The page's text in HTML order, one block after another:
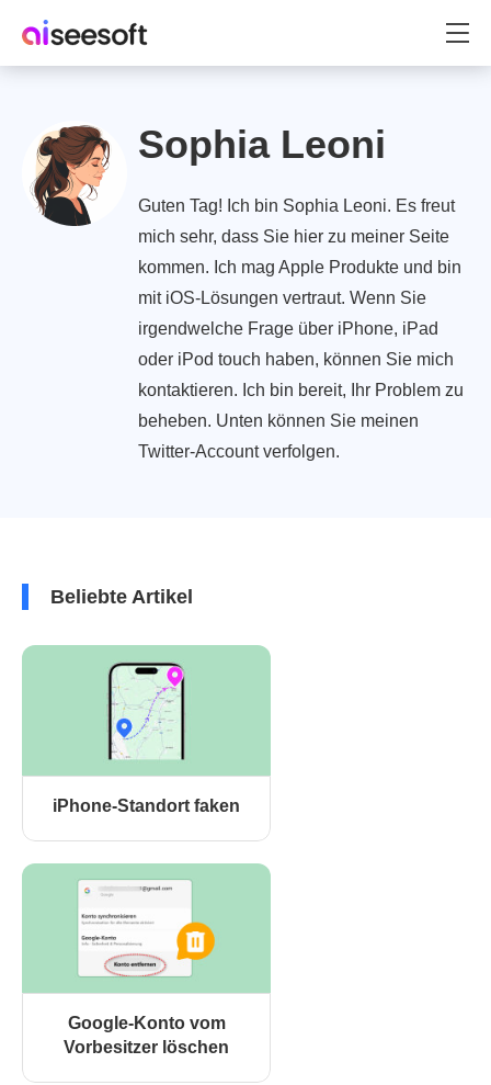
Sophia Leoni
Guten Tag! Ich bin Sophia Leoni. Es freut
mich sehr, dass Sie hier zu meiner Seite
kommen. Ich mag Apple Produkte und bin
mit iOS-Lösungen vertraut. Wenn Sie
irgendwelche Frage über iPhone, iPad
oder iPod touch haben, können Sie mich
kontaktieren. Ich bin bereit, Ihr Problem zu
beheben. Unten können Sie meinen
Twitter-Account verfolgen.
Beliebte Artikel
iPhone-Standort faken
Google-Konto vom
Vorbesitzer löschen